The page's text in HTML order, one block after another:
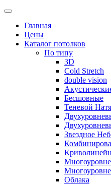
Skip
contentГлавная
Цены
Каталог потолков
По типу
3D
Cold Stretch
double vision
Бесшовные
Теневой
Звездное
Облака